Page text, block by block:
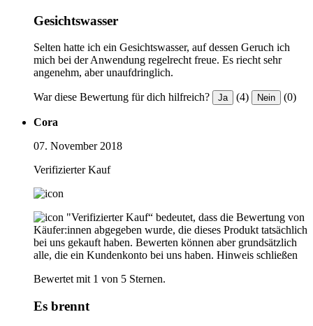
Gesichtswasser
Selten hatte ich ein Gesichtswasser, auf dessen Geruch ich
mich bei der Anwendung regelrecht freue. Es riecht sehr
angenehm, aber unaufdringlich.
War diese Bewertung für dich hilfreich? Ja (4) Nein (0)
Cora
07. November 2018
Verifizierter Kauf
"Verifizierter Kauf“ bedeutet, dass die Bewertung von
Käufer:innen abgegeben wurde, die dieses Produkt tatsächlich
bei uns gekauft haben. Bewerten können aber grundsätzlich
alle, die ein Kundenkonto bei uns haben. Hinweis schließen
Bewertet mit 1 von 5 Sternen.
Es brennt